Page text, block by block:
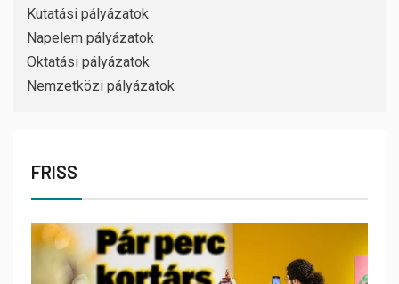
Kutatási pályázatok
Napelem pályázatok
Oktatási pályázatok
Nemzetközi pályázatok
FRISS